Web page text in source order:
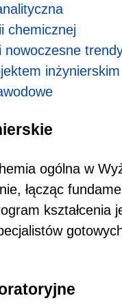
chemicznej
nowoczesne
inżynierskim
ogólna w
łącząc
kształcenia